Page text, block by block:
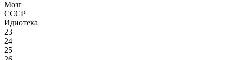
Мозг
СССР
Идиотека
23
24
25